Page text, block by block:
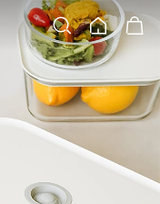
검색 홈 장바구니